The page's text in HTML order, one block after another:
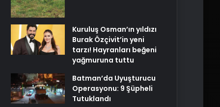
Kuruluş Osman’ın yıldızı
Burak Özçivit’in yeni
tarzı! Hayranları beğeni
yağmuruna tuttu
Batman’da Uyuşturucu
Operasyonu: 9 Şüpheli
Tutuklandı